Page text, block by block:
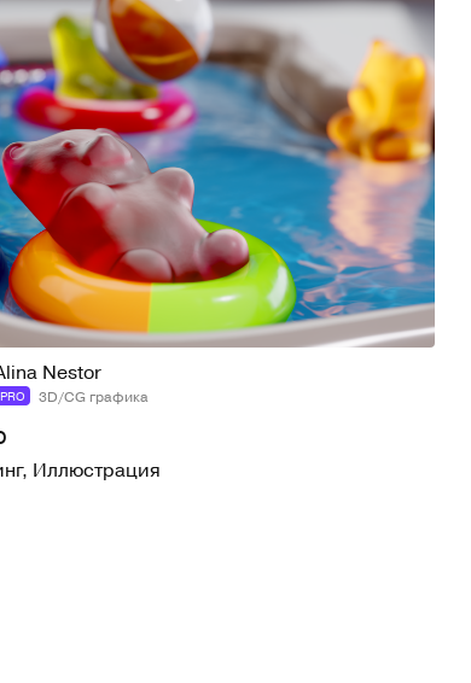
7 110
Nestor
PRO 3D/CG графика
, Иллюстрация